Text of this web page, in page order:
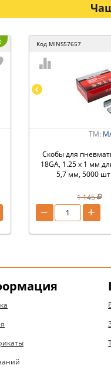
Код MINS57657
ТМ:
Скобы для
18GA, 1.25 х 1 мм
5,7 мм, 5000 шт
1 145
+
−